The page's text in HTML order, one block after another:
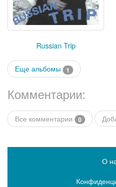
Russian Trip
Еще альбомы 1
Комментарии:
Все комментарии 0
О